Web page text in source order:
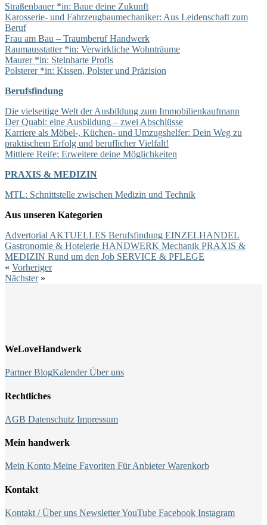
Straßenbauer *in: Baue deine Zukunft
Karosserie- und Fahrzeugbaumechaniker: Aus Leidenschaft zum
Beruf
Frau am Bau – Traumberuf Handwerk
Raumausstatter *in: Verwirkliche Wohnträume
Maurer *in: Steinharte Profis
Polsterer *in: Kissen, Polster und Präzision
Berufsfindung
Die vielseitige Welt der Ausbildung zum Immobilienkaufmann
Der Quabi: eine Ausbildung – zwei Abschlüsse
Karriere als Möbel-, Küchen- und Umzugshelfer: Dein Weg zu
praktischem Erfolg und beruflicher Vielfalt!
Mittlere Reife: Erweitere deine Möglichkeiten
PRAXIS & MEDIZIN
MTL: Schnittstelle zwischen Medizin und Technik
Aus unseren Kategorien
Advertorial AKTUELLES Berufsfindung EINZELHANDEL
Gastronomie & Hotelerie HANDWERK Mechanik PRAXIS &
MEDIZIN Rund um den Job SERVICE & PFLEGE
« Vorheriger
Nächster»
WeLoveHandwerk
PartnerBlogKalenderÜber uns
Rechtliches
AGB Datenschutz Impressum
Mein handwerk
Mein Konto Meine Favoriten Für AnbieterWarenkorb
Kontakt
Kontakt / Über uns NewsletterYouTube Facebook Instagram